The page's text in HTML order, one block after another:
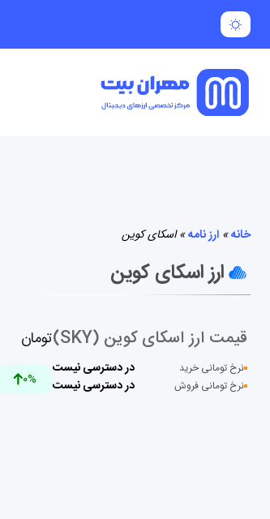
خانه» ارز نامه»اسکای کوین
ارز اسکای کوین
قیمت ارز اسکای کوین (SKY)
نرخ تومانی خرید در دسترسی نیست
نرخ تومانی فروش در دسترسی نیست
تومان
0%